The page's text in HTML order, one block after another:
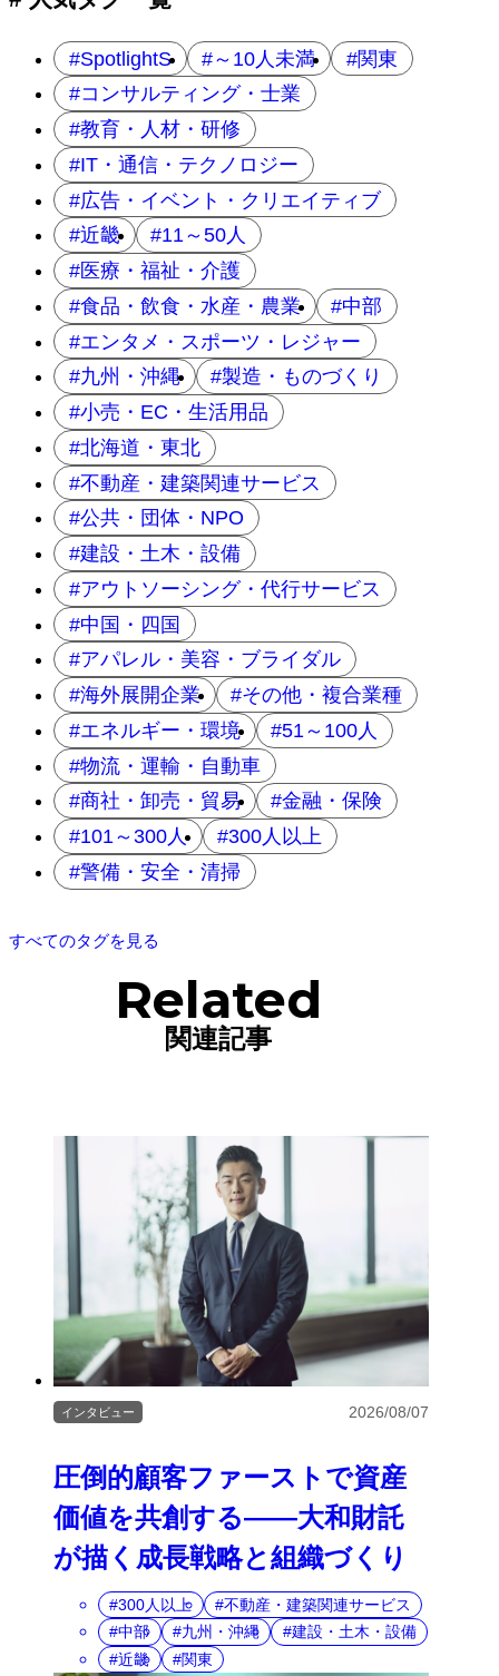
SpotlightS ～10人未満
関東
コンサルティング・士業
教育・人材・研修
IT・通信・テクノロジー
広告・イベント・クリエイティブ
近畿
11～50人
医療・福祉・介護
食品・飲食・水産・農業
中部
エンタメ・スポーツ・レジャー
九州・沖縄
製造・ものづくり
小売・EC・生活用品
北海道・東北
不動産・建築関連サービス
公共・団体・NPO
建設・土木・設備
アウトソーシング・代行サービス
中国・四国
アパレル・美容・ブライダル
海外展開企業
その他・複合業種
エネルギー・環境
51～100人
物流・運輸・自動車
商社・卸売・貿易
金融・保険
101～300人
300人以上
警備・安全・清掃
すべてのタグを見る
Related
関連記事
圧倒的顧客ファーストで資産
価値を共創する――大和財託
が描く成長戦略と組織づくり
インタビュー 2026/08/07
300人以上
不動産・建築関連サービス
中部
九州・沖縄
建設・土木・設備
近畿
関東